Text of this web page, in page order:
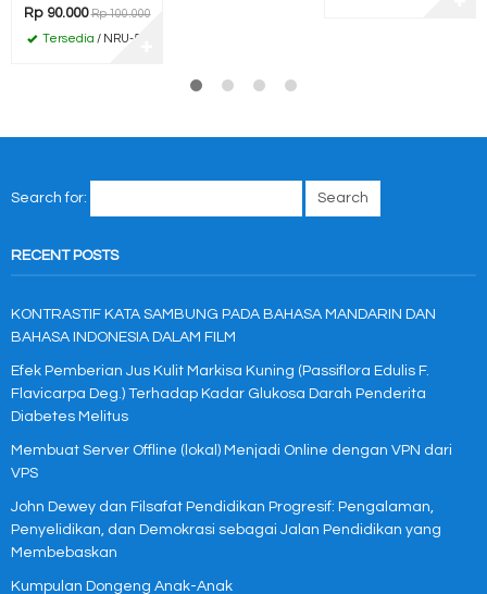
Rp 90.000 Rp 100.000
Tersedia / NRU-54
Search for:
RECENT POSTS
KONTRASTIF KATA SAMBUNG PADA BAHASA MANDARIN DAN
BAHASA INDONESIA DALAM FILM
Efek Pemberian Jus Kulit Markisa Kuning (Passiflora Edulis F.
Flavicarpa Deg.) Terhadap Kadar Glukosa Darah Penderita
Diabetes Melitus
Membuat Server Offline (lokal) Menjadi Online dengan VPN dari
VPS
John Dewey dan Filsafat Pendidikan Progresif: Pengalaman,
Penyelidikan, dan Demokrasi sebagai Jalan Pendidikan yang
Membebaskan
Kumpulan Dongeng Anak-Anak